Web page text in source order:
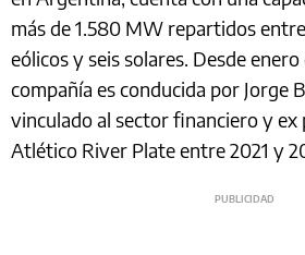
más de 1.580 MW repartidos
eólicos y seis solares. Desde enero
compañía es conducida por Jorge
vinculado al sector financiero y ex
Atlético River Plate entre 2021 y